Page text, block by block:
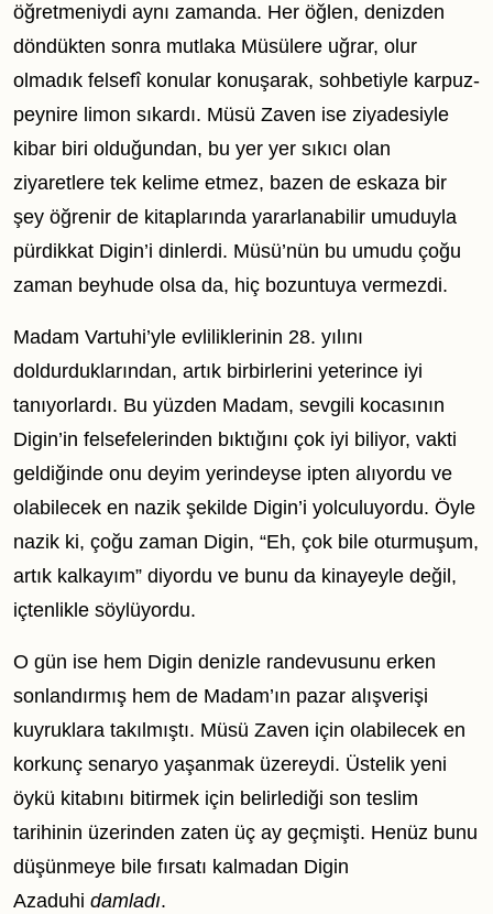
öğretmeniydi aynı zamanda. Her öğlen, denizden
döndükten sonra mutlaka Müsülere uğrar, olur
olmadık felsefî konular konuşarak, sohbetiyle karpuz-
peynire limon sıkardı. Müsü Zaven ise ziyadesiyle
kibar biri olduğundan, bu yer yer sıkıcı olan
ziyaretlere tek kelime etmez, bazen de eskaza bir
şey öğrenir de kitaplarında yararlanabilir umuduyla
pürdikkat Digin’i dinlerdi. Müsü’nün bu umudu çoğu
zaman beyhude olsa da, hiç bozuntuya vermezdi.
Madam Vartuhi’yle evliliklerinin 28. yılını
doldurduklarından, artık birbirlerini yeterince iyi
tanıyorlardı. Bu yüzden Madam, sevgili kocasının
Digin’in felsefelerinden bıktığını çok iyi biliyor, vakti
geldiğinde onu deyim yerindeyse ipten alıyordu ve
olabilecek en nazik şekilde Digin’i yolculuyordu. Öyle
nazik ki, çoğu zaman Digin, “Eh, çok bile oturmuşum,
artık kalkayım” diyordu ve bunu da kinayeyle değil,
içtenlikle söylüyordu.
O gün ise hem Digin denizle randevusunu erken
sonlandırmış hem de Madam’ın pazar alışverişi
kuyruklara takılmıştı. Müsü Zaven için olabilecek en
korkunç senaryo yaşanmak üzereydi. Üstelik yeni
öykü kitabını bitirmek için belirlediği son teslim
tarihinin üzerinden zaten üç ay geçmişti. Henüz bunu
düşünmeye bile fırsatı kalmadan Digin
Azaduhi damladı.